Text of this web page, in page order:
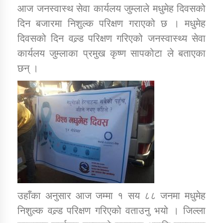
कार्यक्रम कार्यान्वयन एकाई जुम्लाको सुचना
आज जनस्वास्थ सेवा कार्यलय जुम्लाले मधुमेह दिवसको
दिन बजारमा निशुल्क परिक्षण गराएको छ । मधुमेह
दिवसको दिन वल्र्ड परिक्षण गरिएको जनस्वास्थ्य सेवा
कार्यलय जुम्लाका प्रमुख कृष्ण सापकोटा ले बताएका
छन् ।
उहाँका अनुसार आज जम्मा १ सय ८८ जनमा मधुमेह
निशुल्क वल्र्ड परिक्षण गरिएको वताउनु भयो । जिल्ला